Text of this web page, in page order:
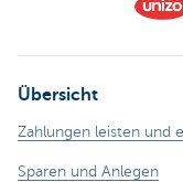
Übersicht
Zahlungen leisten und
Sparen und Anlegen